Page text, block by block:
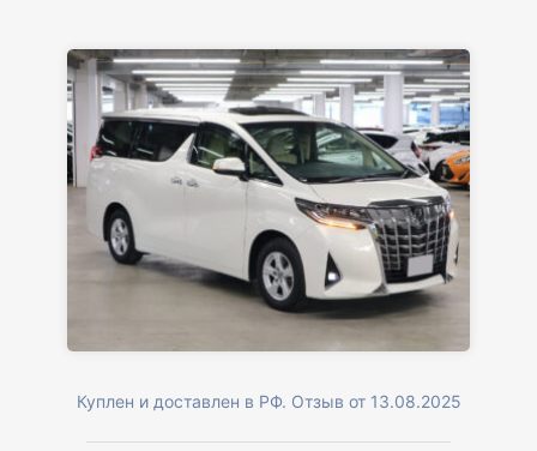
Куплен и доставлен в РФ. Отзыв от 13.08.2025